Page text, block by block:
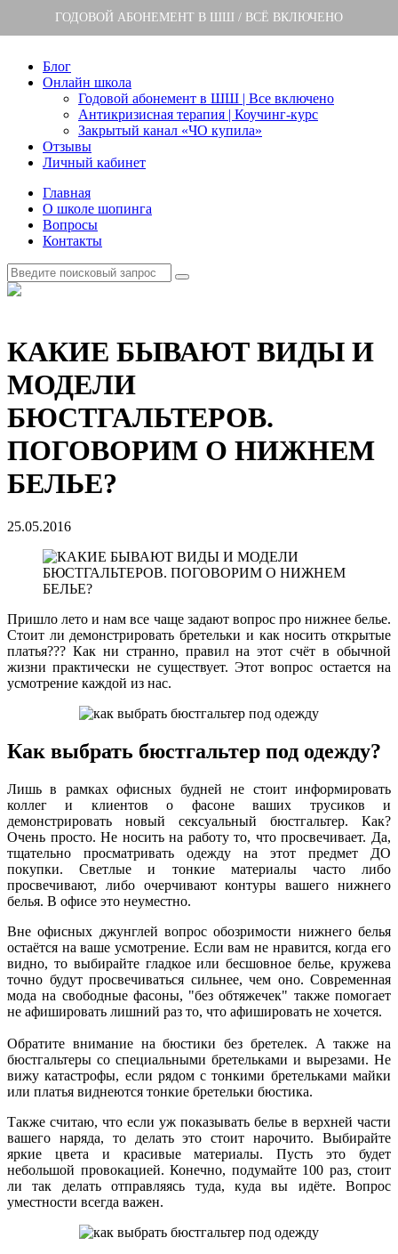
ГОДОВОЙ АБОНЕМЕНТ В ШШ / ВСЁ ВКЛЮЧЕНО
Блог
Онлайн школа
Годовой абонемент в ШШ | Все включено
Антикризисная терапия | Коучинг-курс
Закрытый канал «ЧО купила»
Отзывы
Личный кабинет
Главная
О школе шопинга
Вопросы
Контакты
КАКИЕ БЫВАЮТ ВИДЫ И
МОДЕЛИ
БЮСТГАЛЬТЕРОВ.
ПОГОВОРИМ О НИЖНЕМ
БЕЛЬЕ?
25.05.2016
Пришло лето и нам все чаще задают вопрос про нижнее белье.
Стоит ли демонстрировать бретельки и как носить открытые
платья??? Как ни странно, правил на этот счёт в обычной
жизни практически не существует. Этот вопрос остается на
усмотрение каждой из нас.
Как выбрать бюстгальтер под одежду?
Лишь в рамках офисных будней не стоит информировать
коллег и клиентов о фасоне ваших трусиков и
демонстрировать новый сексуальный бюстгальтер. Как?
Очень просто. Не носить на работу то, что просвечивает. Да,
тщательно просматривать одежду на этот предмет ДО
покупки. Светлые и тонкие материалы часто либо
просвечивают, либо очерчивают контуры вашего нижнего
белья. В офисе это неуместно.
Вне офисных джунглей вопрос обозримости нижнего белья
остаётся на ваше усмотрение. Если вам не нравится, когда его
видно, то выбирайте гладкое или бесшовное белье, кружева
точно будут просвечиваться сильнее, чем оно. Современная
мода на свободные фасоны, "без обтяжечек" также помогает
не афишировать лишний раз то, что афишировать не хочется.
Обратите внимание на бюстики без бретелек. А также на
бюстгальтеры со специальными бретельками и вырезами. Не
вижу катастрофы, если рядом с тонкими бретельками майки
или платья виднеются тонкие бретельки бюстика.
Также считаю, что если уж показывать белье в верхней части
вашего наряда, то делать это стоит нарочито. Выбирайте
яркие цвета и красивые материалы. Пусть это будет
небольшой провокацией. Конечно, подумайте 100 раз, стоит
ли так делать отправляясь туда, куда вы идёте. Вопрос
уместности всегда важен.